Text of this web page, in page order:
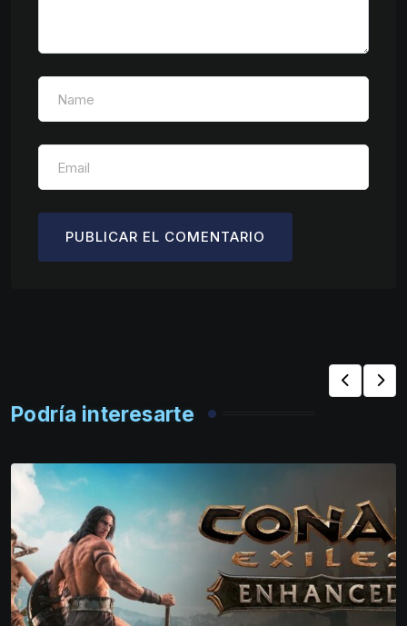
Podría interesarte